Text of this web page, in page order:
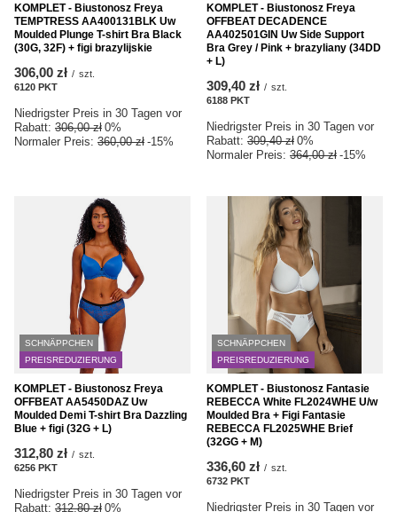
KOMPLET - Biustonosz Freya
TEMPTRESS AA400131BLK Uw
Moulded Plunge T-shirt Bra Black
(30G, 32F) + figi brazylijskie
306,00 zł / szt.
6120 PKT
Niedrigster Preis in 30 Tagen vor
Rabatt: 306,00 zł 0%
Normaler Preis: 360,00 zł -15%
KOMPLET - Biustonosz Freya
OFFBEAT DECADENCE
AA402501GIN Uw Side Support
Bra Grey / Pink + brazyliany (34DD
+ L)
309,40 zł / szt.
6188 PKT
Niedrigster Preis in 30 Tagen vor
Rabatt: 309,40 zł 0%
Normaler Preis: 364,00 zł -15%
SCHNÄPPCHEN
PREISREDUZIERUNG
KOMPLET - Biustonosz Freya
OFFBEAT AA5450DAZ Uw
Moulded Demi T-shirt Bra Dazzling
Blue + figi (32G + L)
312,80 zł / szt.
6256 PKT
Niedrigster Preis in 30 Tagen vor
Rabatt: 312,80 zł 0%
SCHNÄPPCHEN
PREISREDUZIERUNG
KOMPLET - Biustonosz Fantasie
REBECCA White FL2024WHE U/w
Moulded Bra + Figi Fantasie
REBECCA FL2025WHE Brief
(32GG + M)
336,60 zł / szt.
6732 PKT
Niedrigster Preis in 30 Tagen vor